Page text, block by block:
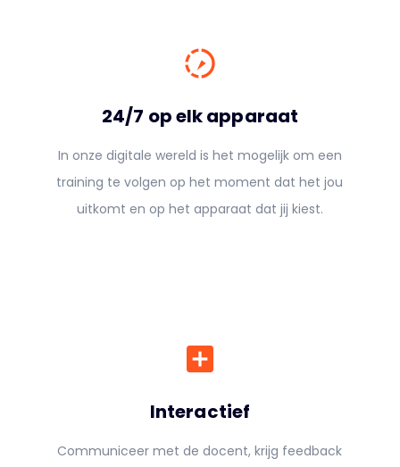
slow_motion_video
24/7 op elk apparaat
In onze digitale wereld is het mogelijk om een
training te volgen op het moment dat het jou
uitkomt en op het apparaat dat jij kiest.
add_box
Interactief
Communiceer met de docent, krijg feedback